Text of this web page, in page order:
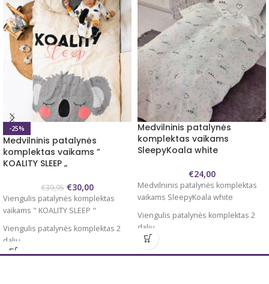
-25%
Medvilninis patalynės
komplektas vaikams ”
KOALITY SLEEP „
€39,95 €30,00
Viengulis patalynės komplektas
vaikams " KOALITY SLEEP "
Viengulis patalynės komplektas 2
dalių
Užvalkalas antklodei 140x200/220
Medvilninis patalynės
komplektas vaikams
SleepyKoala white
€24,00
Medvilninis patalynės komplektas
vaikams SleepyKoala white
Viengulis patalynės komplektas 2
dalių
Užvalkalas antklodei 140x200 cm